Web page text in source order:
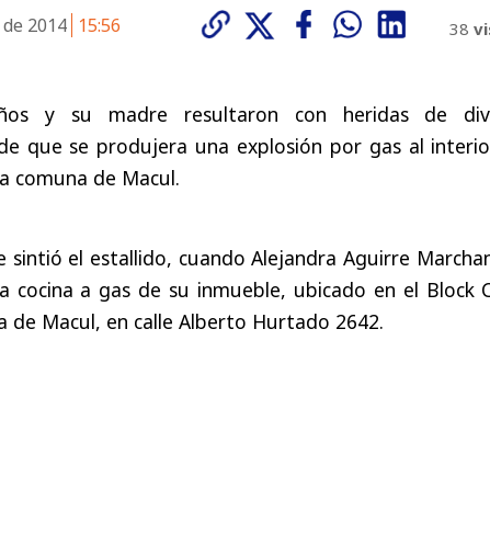
2014 15:56 38
y su madre resultaron con heridas de
que se produjera una explosión por gas al
comuna de Macul.
sintió el estallido, cuando Alejandra Aguirre
cocina a gas de su inmueble, ubicado en el Block
de Macul, en calle Alberto Hurtado 2642.